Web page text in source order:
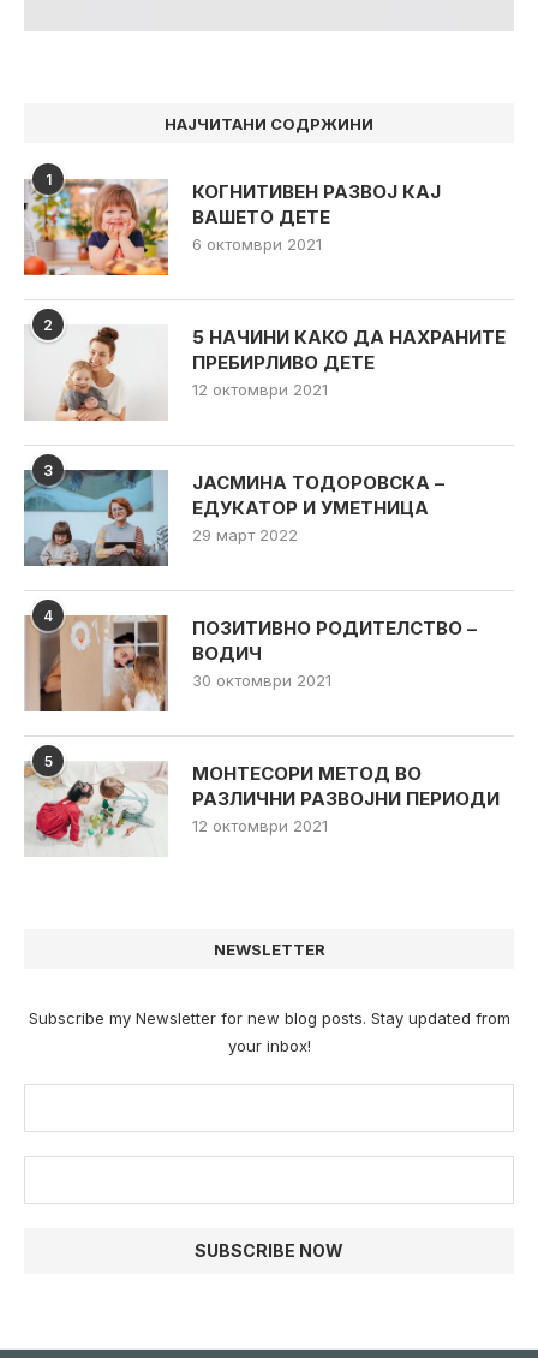
НАЈЧИТАНИ СОДРЖИНИ
1
КОГНИТИВЕН РАЗВОЈ КАЈ
ВАШЕТО ДЕТЕ
6 октомври 2021
2
5 НАЧИНИ КАКО ДА НАХРАНИТЕ
ПРЕБИРЛИВО ДЕТЕ
12 октомври 2021
3
ЈАСМИНА ТОДОРОВСКА –
ЕДУКАТОР И УМЕТНИЦА
29 март 2022
4
ПОЗИТИВНО РОДИТЕЛСТВО –
ВОДИЧ
30 октомври 2021
5
МОНТЕСОРИ МЕТОД ВО
РАЗЛИЧНИ РАЗВОЈНИ ПЕРИОДИ
12 октомври 2021
NEWSLETTER
Subscribe my Newsletter for new blog posts. Stay updated from
your inbox!